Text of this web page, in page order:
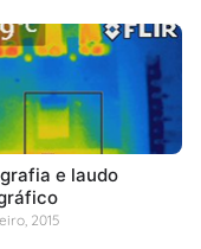
e laudo
2015